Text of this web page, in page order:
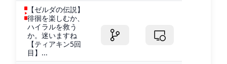
【ゼルダの伝説】
徘徊を楽しむか、
ハイラルを救う
か。迷いますね
【ティアキン5回
目】...